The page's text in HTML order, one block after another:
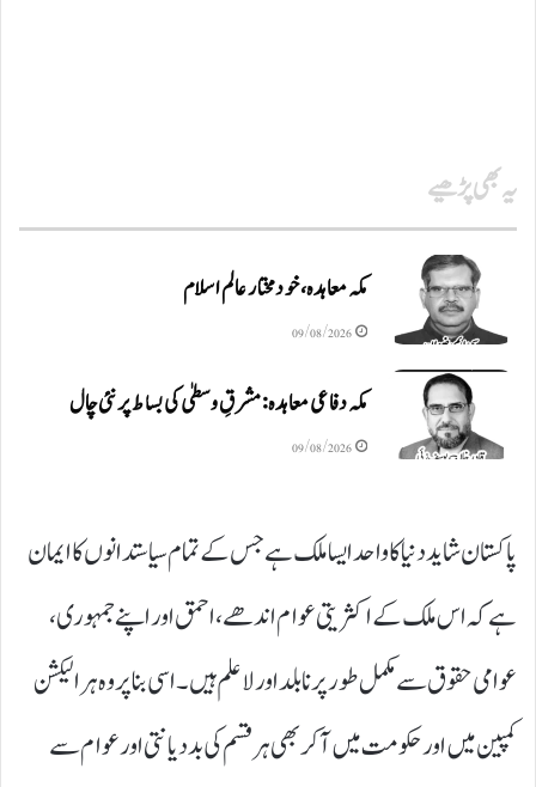
یہ بھی پڑھیے
مکہ معاہدہ، خودمختار عالم اسلام
09/08/2026
مکہ دفاعی معاہدہ: مشرقِ وسطیٰ کی بساط پر نئی چال
09/08/2026
پاکستان شاید دنیا کا واحد ایسا ملک ہے جس کے تمام سیاستدانوں کا ایمان
ہے کہ اس ملک کے اکثریتی عوام اندھے، احمق اور اپنے جمہوری،
عوامی حقوق سے مکمل طور پر نابلد اور لاعلم ہیں۔ اسی بنا پر وہ ہر الیکشن
کمپین میں اور حکومت میں آ کر بھی ہر قسم کی بددیانتی اور عوام سے